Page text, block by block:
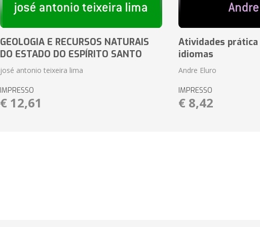
GEOLOGIA E RECURSOS NATURAIS
DO ESTADO DO ESPÍRITO SANTO
josé antonio teixeira lima
IMPRESSO
€ 12,61
Atividades
idiomas
Andre Eluro
IMPRESSO
€ 8,42